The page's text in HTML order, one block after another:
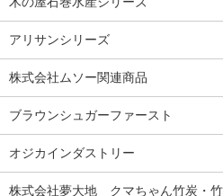
アリサンシリーズ
株式会社ムソー関連商品
ブラウンシュガーファースト
オジカインダストリー
株式会社夢大地 クマちゃん竹炭・